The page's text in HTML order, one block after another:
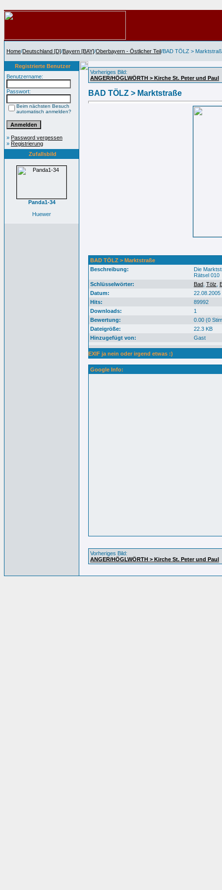
Home/Deutschland [D]/Bayern [BAY]/Oberbayern - Östlicher Teil/BAD TÖLZ >
Registrierte Benutzer
Benutzername:
Passwort:
Beim nächsten Besuch
automatisch anmelden?
» Password vergessen
» Registrierung
Zufallsbild
Panda1-34
Huewer
Vorheriges Bild:
ANGER/HÖGLWÖRTH > Kirche St. Peter und Paul
BAD TÖLZ > Marktstraße
BAD TÖLZ > Marktstraße
Beschreibung:
Die
Rätsel 010
Schlüsselwörter:
Bad Tölz
Datum:
22.08.2005
Hits:
89992
Downloads:
1
Bewertung:
0.00 (0
Dateigröße:
22.3 KB
Hinzugefügt von:
Gast
EXIF ja nein oder irgend etwas :)
Google Info:
Vorheriges Bild:
ANGER/HÖGLWÖRTH > Kirche St. Peter und Paul